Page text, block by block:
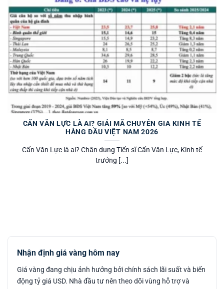
CẤN VĂN LỰC LÀ AI? GIẢI MÃ CHUYÊN GIA KINH TẾ
HÀNG ĐẦU VIỆT NAM 2026
Cấn Văn Lực là ai? Chân dung Tiến sĩ Cấn Văn Lực, Kinh tế
trưởng [...]
Nhận định giá vàng hôm nay
Giá vàng đang chịu ảnh hưởng bởi chính sách lãi suất và biến
động tỷ giá USD. Nhà đầu tư nên theo dõi vùng hỗ trợ và